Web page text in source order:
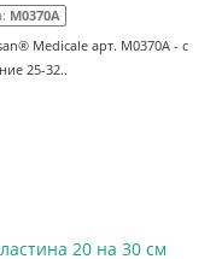
М0370А
Medicale арт. M0370А - с
25-32..